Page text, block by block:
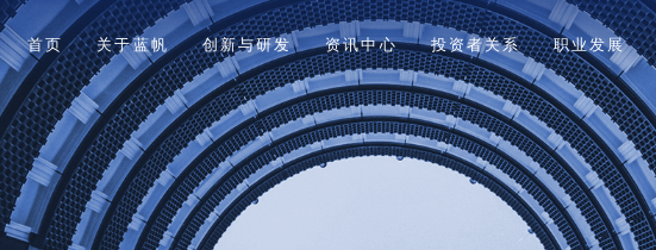
首页 关于蓝帆 创新与研发 资讯中心 投资者关系 职业发展